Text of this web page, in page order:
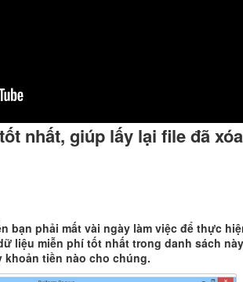
nhất, giúp lấy lại file đã
bạn phải mất vài ngày làm việc để thực
liệu miễn phí tốt nhất trong danh sách
tiền nào cho chúng.